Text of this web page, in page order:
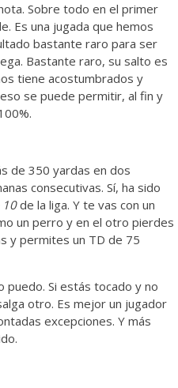
Sobre todo en el primer
Es una jugada que hemos
bastante raro para ser
Bastante raro, su salto es
tiene acostumbrados y
se puede permitir, al fin y
de 350 yardas en dos
consecutivas. Sí, ha sido
10de la liga. Y te vas con un
un perro y en el otro pierdes
y permites un TD de 75
puedo. Si estás tocado y no
otro. Es mejor un jugador
excepciones. Y más